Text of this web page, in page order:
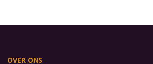
OVER ONS